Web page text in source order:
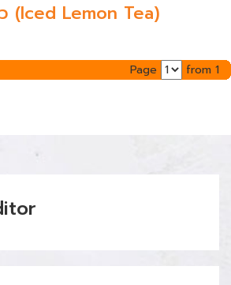
ว (Iced Lemon Tea)
Page from 1